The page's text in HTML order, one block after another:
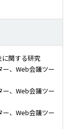
関する研究
ー、Web会議ツー
ー、Web会議ツー
ー、Web会議ツー